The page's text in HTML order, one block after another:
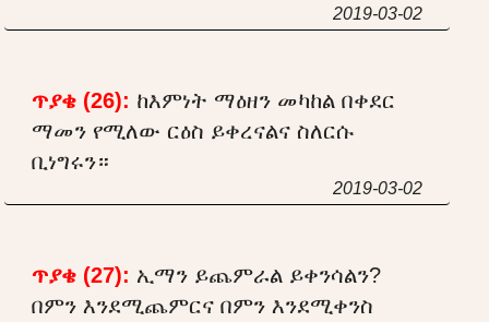
2019-03-02
ጥያቄ (26): ከእምነት ማዕዘን መካከል በቀደር
ማመን የሚለው ርዕስ ይቀረናልና ስለርሱ
ቢነግሩን።
2019-03-02
ጥያቄ (27): ኢማን ይጨምራል ይቀንሳልን?
በምን እንደሚጨምርና በምን እንደሚቀንስ